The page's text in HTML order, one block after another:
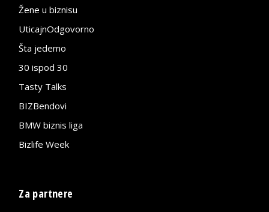
Žene u biznisu
UticajnOdgovorno
Šta jedemo
30 ispod 30
Tasty Talks
BIZBendovi
BMW biznis liga
Bizlife Week
Za partnere